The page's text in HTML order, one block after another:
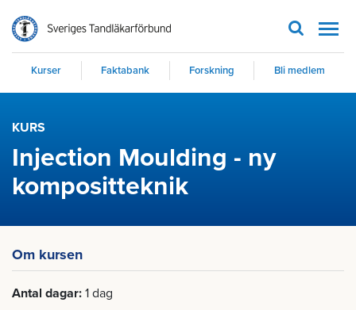
Kurser Faktabank Forskning Bli medlem
KURS
Injection Moulding - ny
kompositteknik
Om kursen
Antal dagar 1 dag